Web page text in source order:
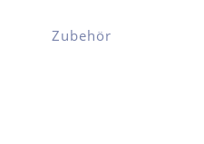
Zubehör